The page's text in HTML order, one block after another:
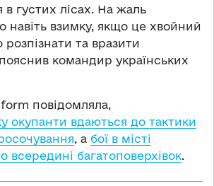
в густих лісах. На жаль
навіть взимку, якщо це хвойний
та вразити
командир українських
повідомляла,
окупанти вдаються до тактики
, а бої в місті
всередині багатоповерхівок.